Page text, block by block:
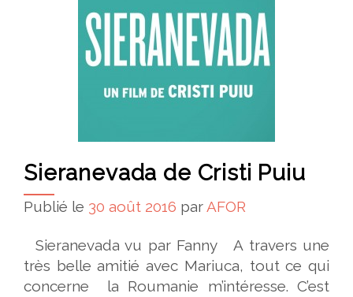
Sieranevada de Cristi Puiu
Publié le 30 août 2016 par AFOR
Sieranevada vu par Fanny A travers une
très belle amitié avec Mariuca, tout ce qui
concerne la Roumanie m’intéresse. C’est